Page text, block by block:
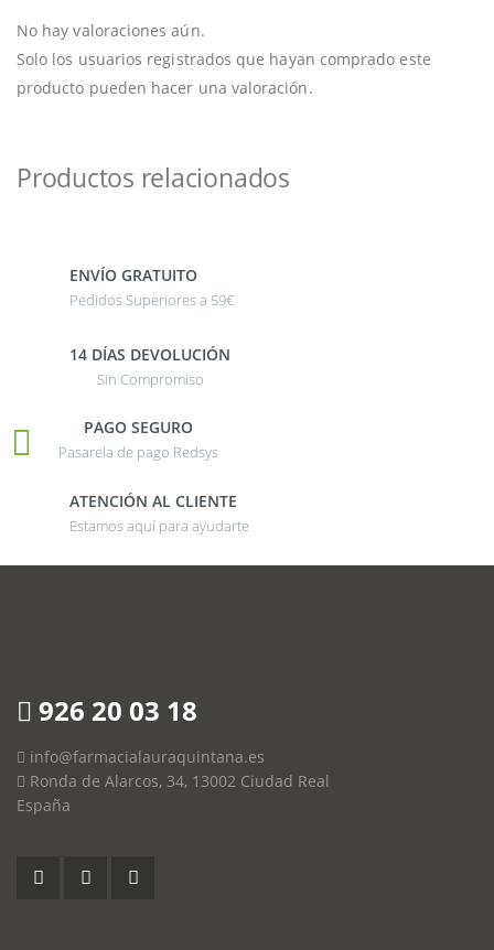
No hay valoraciones aún.
Solo los usuarios registrados que hayan comprado este
producto pueden hacer una valoración.
Productos relacionados
ENVÍO GRATUITO
Pedidos Superiores a 59€
14 DÍAS DEVOLUCIÓN
Sin Compromiso
PAGO SEGURO
Pasarela de pago Redsys
ATENCIÓN AL CLIENTE
Estamos aquí para ayudarte
926 20 03 18
info@farmacialauraquintana.es
Ronda de Alarcos, 34, 13002 Ciudad Real
España